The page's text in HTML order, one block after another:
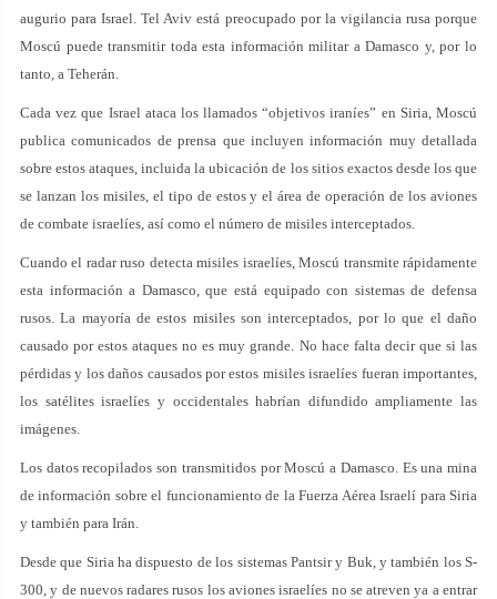
augurio para Israel. Tel Aviv está preocupado por la vigilancia rusa porque
Moscú puede transmitir toda esta información militar a Damasco y, por lo
tanto, a Teherán.
Cada vez que Israel ataca los llamados “objetivos iraníes” en Siria, Moscú
publica comunicados de prensa que incluyen información muy detallada
sobre estos ataques, incluida la ubicación de los sitios exactos desde los que
se lanzan los misiles, el tipo de estos y el área de operación de los aviones
de combate israelíes, así como el número de misiles interceptados.
Cuando el radar ruso detecta misiles israelíes, Moscú transmite rápidamente
esta información a Damasco, que está equipado con sistemas de defensa
rusos. La mayoría de estos misiles son interceptados, por lo que el daño
causado por estos ataques no es muy grande. No hace falta decir que si las
pérdidas y los daños causados por estos misiles israelíes fueran importantes,
los satélites israelíes y occidentales habrían difundido ampliamente las
imágenes.
Los datos recopilados son transmitidos por Moscú a Damasco. Es una mina
de información sobre el funcionamiento de la Fuerza Aérea Israelí para Siria
y también para Irán.
Desde que Siria ha dispuesto de los sistemas Pantsir y Buk, y también los S-
300, y de nuevos radares rusos los aviones israelíes no se atreven ya a entrar